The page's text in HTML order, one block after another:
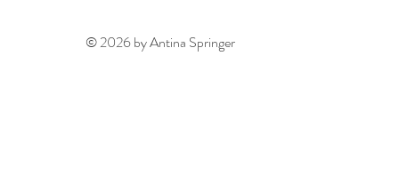
© 2026 by Antina Springer